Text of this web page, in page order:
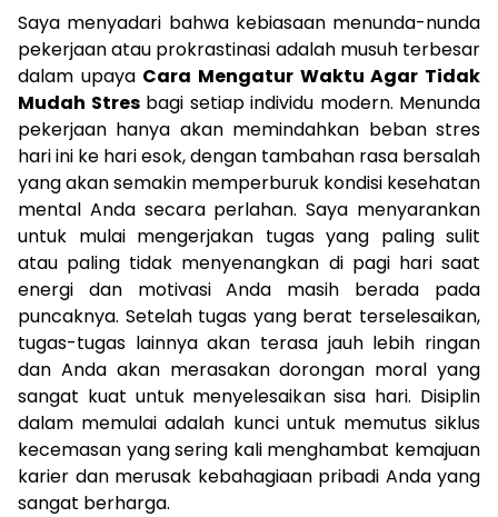
Saya menyadari bahwa kebiasaan menunda-nunda
pekerjaan atau prokrastinasi adalah musuh terbesar
dalam upaya Cara Mengatur Waktu Agar Tidak
Mudah Stresbagi setiap individu modern. Menunda
pekerjaan hanya akan memindahkan beban stres
hari ini ke hari esok, dengan tambahan rasa bersalah
yang akan semakin memperburuk kondisi kesehatan
mental Anda secara perlahan. Saya menyarankan
untuk mulai mengerjakan tugas yang paling sulit
atau paling tidak menyenangkan di pagi hari saat
energi dan motivasi Anda masih berada pada
puncaknya. Setelah tugas yang berat terselesaikan,
tugas-tugas lainnya akan terasa jauh lebih ringan
dan Anda akan merasakan dorongan moral yang
sangat kuat untuk menyelesaikan sisa hari. Disiplin
dalam memulai adalah kunci untuk memutus siklus
kecemasan yang sering kali menghambat kemajuan
karier dan merusak kebahagiaan pribadi Anda yang
sangat berharga.